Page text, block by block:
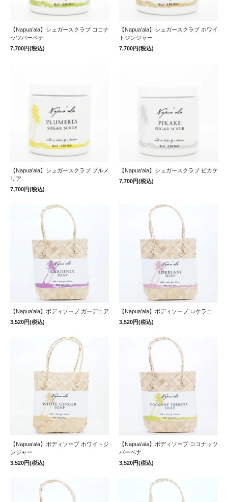
【Napua’ala】シュガースクラブ ココナ
ッツバーベナ
7,700円(税込)
【Napua’ala】シュガースクラブ ホワイ
トジンジャー
7,700円(税込)
【Napua’ala】シュガースクラブ プルメ
リア
7,700円(税込)
【Napua’ala】シュガースクラブ ピカケ
7,700円(税込)
【Napua’ala】ボディソープ ガーデニア
3,520円(税込)
【Napua’ala】ボディソープ ロケラニ
3,520円(税込)
【Napua’ala】ボディソープ ホワイトジ
ンジャー
3,520円(税込)
【Napua’ala】ボディソープ ココナッツ
バーベナ
3,520円(税込)